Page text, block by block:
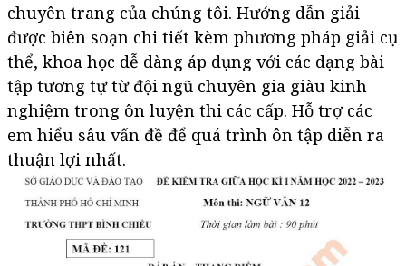
chuyên trang của chúng tôi. Hướng dẫn giải
được biên soạn chi tiết kèm phương pháp giải cụ
thể, khoa học dễ dàng áp dụng với các dạng bài
tập tương tự từ đội ngũ chuyên gia giàu kinh
nghiệm trong ôn luyện thi các cấp. Hỗ trợ các
em hiểu sâu vấn đề để quá trình ôn tập diễn ra
thuận lợi nhất.